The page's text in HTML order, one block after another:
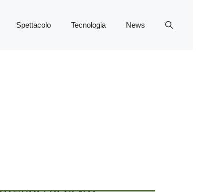
Spettacolo Tecnologia News